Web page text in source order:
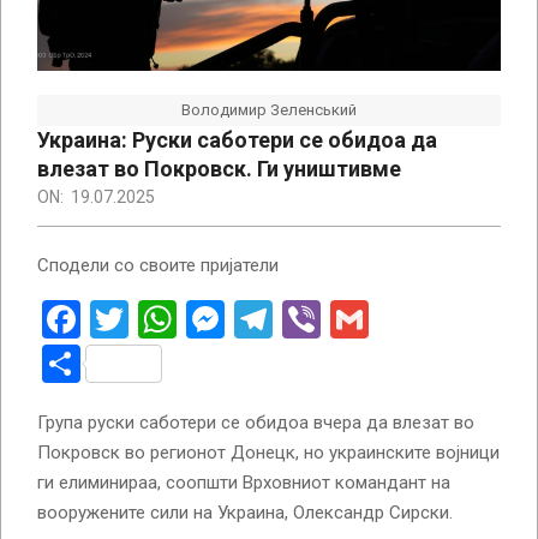
Володимир Зеленський
Украина: Руски саботери се обидоа да
влезат во Покровск. Ги уништивме
ON: 19.07.2025
Сподели со своите пријатели
Facebook
Twitter
WhatsApp
Messenger
Telegram
Viber
Share
Група руски саботери се обидоа вчера да влезат во
Покровск во регионот Донецк, но украинските војници
ги елиминираа, соопшти Врховниот командант на
вооружените сили на Украина, Олександр Сирски.